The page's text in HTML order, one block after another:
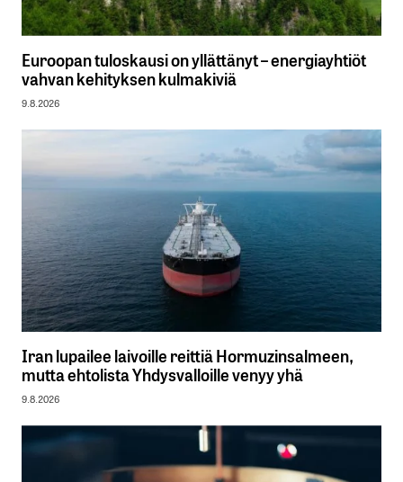
Euroopan tuloskausi on yllättänyt – energiayhtiöt
vahvan kehityksen kulmakiviä
9.8.2026
Iran lupailee laivoille reittiä Hormuzinsalmeen,
mutta ehtolista Yhdysvalloille venyy yhä
9.8.2026